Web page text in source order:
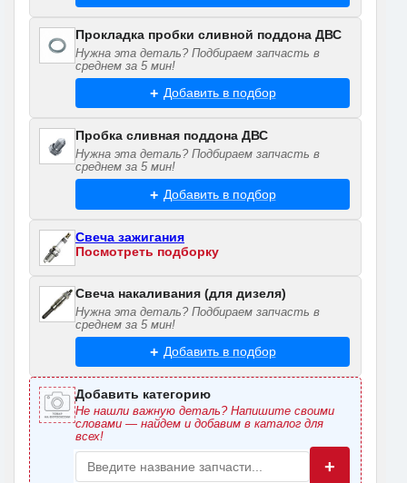
Прокладка пробки сливной поддона ДВС
Нужна эта деталь? Подбираем запчасть в
среднем за 5 мин!
Добавить в подбор
Пробка сливная поддона ДВС
Нужна эта деталь? Подбираем запчасть в
среднем за 5 мин!
Добавить в подбор
Свеча зажигания
Посмотреть подборку
Свеча накаливания (для дизеля)
Нужна эта деталь? Подбираем запчасть в
среднем за 5 мин!
Добавить в подбор
Добавить категорию
Не нашли важную деталь? Напишите своими
словами — найдем и добавим в каталог для
всех!
+